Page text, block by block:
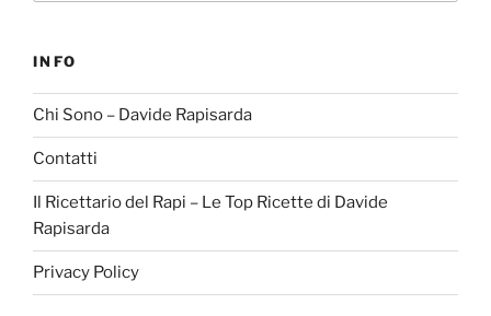
INFO
Chi Sono – Davide Rapisarda
Contatti
Il Ricettario del Rapi – Le Top Ricette di Davide
Rapisarda
Privacy Policy